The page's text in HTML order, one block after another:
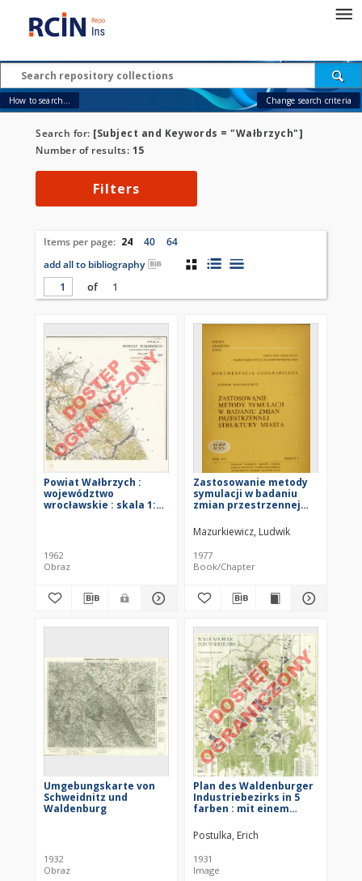
How to search... Change search criteria
Search for: [Subject and Keywords = "Wałbrzych"]
Number of results: 15
Filters
Items per page: 24 40
64
add all to bibliography
of
1
Powiat Wałbrzych :
województwo
wrocławskie : skala 1:25
1962
Obraz
Zastosowanie metody
symulacji w badaniu
zmian przestrzennej
przykładzie Wałbrzycha
= Simulation technique
as applied to the study
changes in urban
spatial structure
Mazurkiewicz, Ludwik
1977
Book/Chapter
Umgebungskarte von
Schweidnitz und
Waldenburg
1932
Obraz
Plan des Waldenburger
Industriebezirks in 5
farben : mit einem
Strassen, Behörden und
Wohlfahrtseinrichtungen
Postulka, Erich
1931
Image